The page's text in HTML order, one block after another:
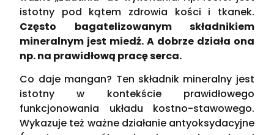
istotny pod kątem zdrowia kości i tkanek.
Często bagatelizowanym składnikiem
mineralnym jest miedź. A dobrze działa ona
np. na prawidłową pracę serca.
Co daje mangan? Ten składnik mineralny jest
istotny w kontekście prawidłowego
funkcjonowania układu kostno-stawowego.
Wykazuje też ważne działanie antyoksydacyjne